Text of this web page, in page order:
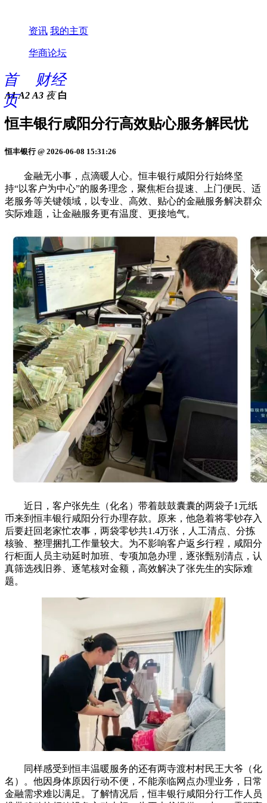
资讯 我的主页
华商论坛
首
页
财经
A1 A2 A3 夜 白
恒丰银行咸阳分行高效贴心服务解民忧
恒丰银行 @ 2026-06-08 15:31:26
金融无小事，点滴暖人心。恒丰银行咸阳分行始终坚
持“以客户为中心”的服务理念，聚焦柜台提速、上门便民、适
老服务等关键领域，以专业、高效、贴心的金融服务解决群众
实际难题，让金融服务更有温度、更接地气。
近日，客户张先生（化名）带着鼓鼓囊囊的两袋子1元纸
币来到恒丰银行咸阳分行办理存款。原来，他急着将零钞存入
后要赶回老家忙农事，两袋零钞共1.4万张，人工清点、分拣
核验、整理捆扎工作量较大。为不影响客户返乡行程，咸阳分
行柜面人员主动延时加班、专项加急办理，逐张甄别清点，认
真筛选残旧券、逐笔核对金额，高效解决了张先生的实际难
题。
同样感受到恒丰温暖服务的还有两寺渡村村民王大爷（化
名）。他因身体原因行动不便，不能亲临网点办理业务，日常
金融需求难以满足。了解情况后，恒丰银行咸阳分行工作人员